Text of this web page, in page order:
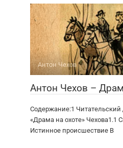
Антон Чехов
Антон Чехов –
Содержание:1 Читательский
«Драма на охоте» Чехова1.1
Истинное происшествие В